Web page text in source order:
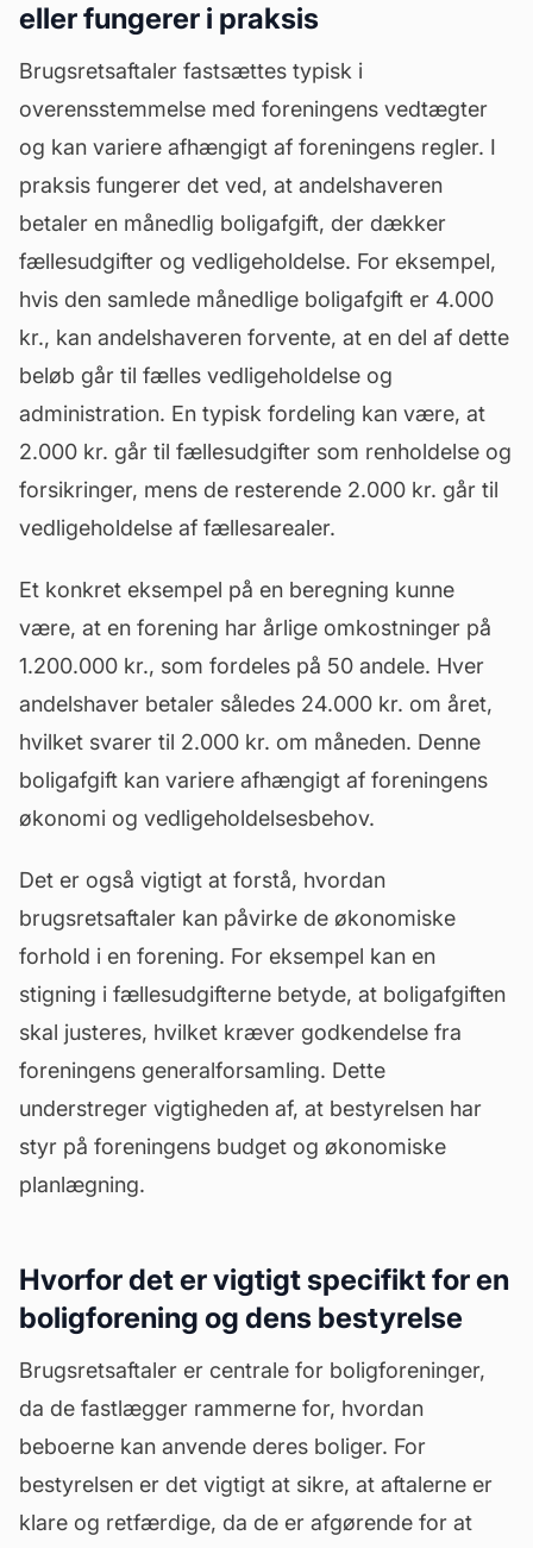
eller fungerer i praksis
Brugsretsaftaler fastsættes typisk i
overensstemmelse med foreningens vedtægter
og kan variere afhængigt af foreningens regler. I
praksis fungerer det ved, at andelshaveren
betaler en månedlig boligafgift, der dækker
fællesudgifter og vedligeholdelse. For eksempel,
hvis den samlede månedlige boligafgift er 4.000
kr., kan andelshaveren forvente, at en del af dette
beløb går til fælles vedligeholdelse og
administration. En typisk fordeling kan være, at
2.000 kr. går til fællesudgifter som renholdelse og
forsikringer, mens de resterende 2.000 kr. går til
vedligeholdelse af fællesarealer.
Et konkret eksempel på en beregning kunne
være, at en forening har årlige omkostninger på
1.200.000 kr., som fordeles på 50 andele. Hver
andelshaver betaler således 24.000 kr. om året,
hvilket svarer til 2.000 kr. om måneden. Denne
boligafgift kan variere afhængigt af foreningens
økonomi og vedligeholdelsesbehov.
Det er også vigtigt at forstå, hvordan
brugsretsaftaler kan påvirke de økonomiske
forhold i en forening. For eksempel kan en
stigning i fællesudgifterne betyde, at boligafgiften
skal justeres, hvilket kræver godkendelse fra
foreningens generalforsamling. Dette
understreger vigtigheden af, at bestyrelsen har
styr på foreningens budget og økonomiske
planlægning.
Hvorfor det er vigtigt specifikt for en
boligforening og dens bestyrelse
Brugsretsaftaler er centrale for boligforeninger,
da de fastlægger rammerne for, hvordan
beboerne kan anvende deres boliger. For
bestyrelsen er det vigtigt at sikre, at aftalerne er
klare og retfærdige, da de er afgørende for at